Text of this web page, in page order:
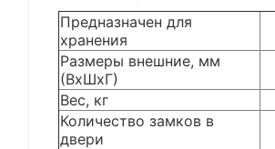
Предназначен для
хранения
Размеры внешние, мм
(ВхШхГ)
Вес, кг
Количество замков в
двери